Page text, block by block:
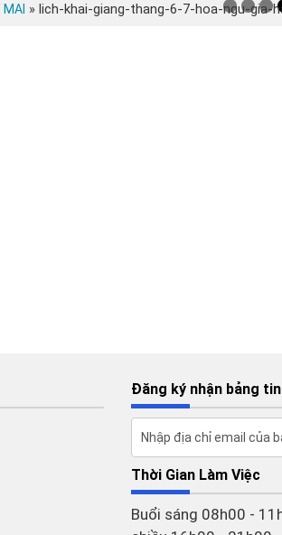
» lich-khai-giang-thang-6-7-hoa-ngu-gia-
Đăng ký nhận bảng tin
Thời Gian Làm Việc
Buổi sáng 08h00 -